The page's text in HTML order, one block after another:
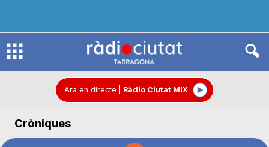
R
d
Ara en directe Ràdio Ciutat MIX
Cròniques